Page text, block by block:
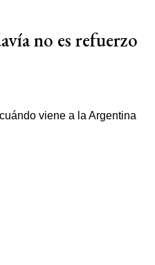
no es refuerzo